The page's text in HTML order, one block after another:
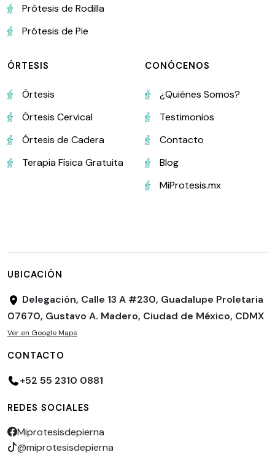
Prótesis de Rodilla
Prótesis de Pie
ÓRTESIS
Órtesis
Órtesis Cervical
Órtesis de Cadera
Terapia Física Gratuita
CONÓCENOS
¿Quiénes Somos?
Testimonios
Contacto
Blog
MiProtesis.mx
UBICACIÓN
Delegación, Calle 13 A #230, Guadalupe Proletaria
07670, Gustavo A. Madero, Ciudad de México, CDMX
Ver en Google Maps
CONTACTO
+52 55 2310 0881
REDES SOCIALES
Miprotesisdepierna
@miprotesisdepierna